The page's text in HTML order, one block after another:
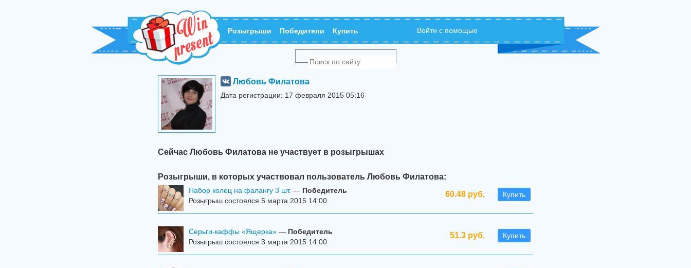
Розыгрыши Победители Купить Войти с помощью
Любовь Филатова
Дата регистрации: 17 февраля 2015 05:16
Сейчас Любовь Филатова не участвует в розыгрышах
Розыгрыши, в которых участвовал пользователь Любовь Филатова:
60.48 руб. Купить
Набор колец на фалангу 3 шт. — Победитель
Розыгрыш состоялся 5 марта 2015 14:00
51.3 руб. Купить
Серьги-каффы «Ящерка» — Победитель
Розыгрыш состоялся 3 марта 2015 14:00